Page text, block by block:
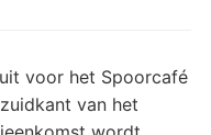
voor het Spoorcafé
van het